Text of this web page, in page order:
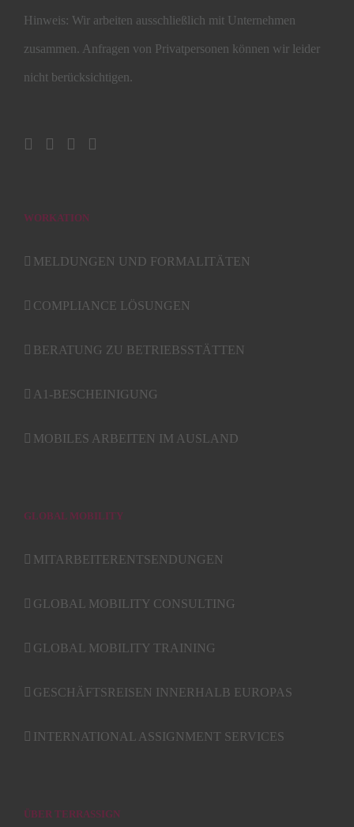
Hinweis: Wir arbeiten ausschließlich mit Unternehmen
zusammen. Anfragen von Privatpersonen können wir leider
nicht berücksichtigen.
WORKATION
MELDUNGEN UND FORMALITÄTEN
COMPLIANCE LÖSUNGEN
BERATUNG ZU BETRIEBSSTÄTTEN
A1-BESCHEINIGUNG
MOBILES ARBEITEN IM AUSLAND
GLOBAL MOBILITY
MITARBEITERENTSENDUNGEN
GLOBAL MOBILITY CONSULTING
GLOBAL MOBILITY TRAINING
GESCHÄFTSREISEN INNERHALB EUROPAS
INTERNATIONAL ASSIGNMENT SERVICES
ÜBER TERRASSIGN